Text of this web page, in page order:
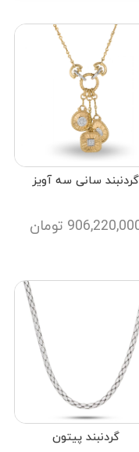
گردنبند سانی سه آویز
تومان
گردنبند پیتون